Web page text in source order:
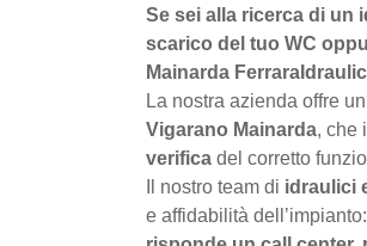
Se sei alla ricerca di un
scarico del tuo WC
Mainarda
La nostra azienda offre un
Vigarano Mainarda, che
verifica del corretto
Il nostro team di idraulici
e affidabilità dell’impianto: